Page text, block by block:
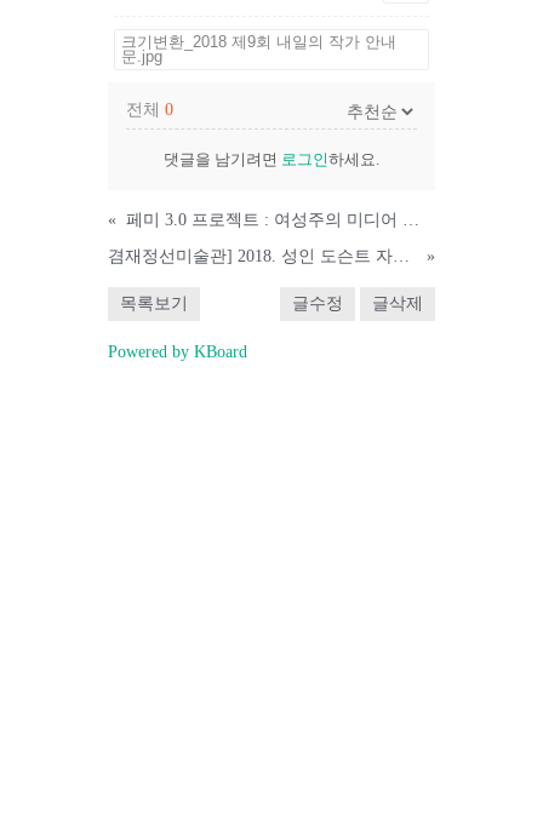
크기변환_2018 제9회 내일의 작가 안내
문.jpg
전체 0
댓글을 남기려면 로그인하세요.
«
»
목록보기 글수정 글삭제
Powered by KBoard